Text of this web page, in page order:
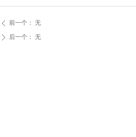
ꄴ 前一个： 无
ꄲ 后一个： 无